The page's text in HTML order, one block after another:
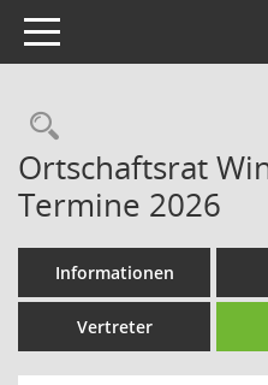
Toggle navigation
Ortschaftsrat
Termine 2026
Informationen
Vertreter